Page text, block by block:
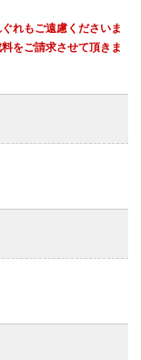
れもご遠慮くださいま
をご請求させて頂きま